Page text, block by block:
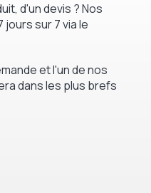
d'un devis ? Nos
sur 7 via le
et l'un de nos
dans les plus brefs